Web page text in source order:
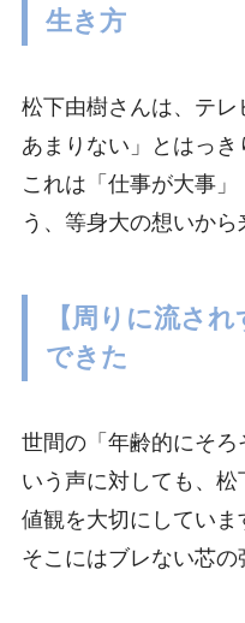
生き方
松下由樹さんは、テ
あまりない」とはっき
これは「仕事が大事
う、等身大の想いから
【周りに流さ
できた
世間の「年齢的にそ
いう声に対しても、
値観を大切にしていま
そこにはブレない芯の